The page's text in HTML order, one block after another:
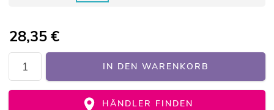
28,35€
IN DEN WARENKORB
HÄNDLER FINDEN